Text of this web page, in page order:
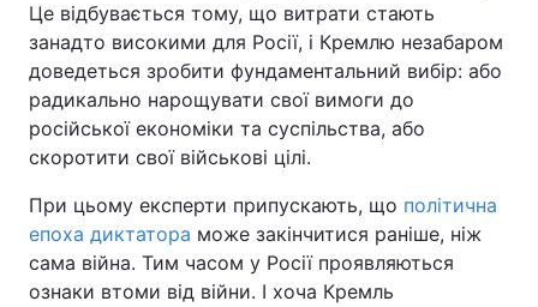
Це відбувається тому, що витрати стають
занадто високими для Росії, і Кремлю незабаром
доведеться зробити фундаментальний вибір: або
радикально нарощувати свої вимоги до
російської економіки та суспільства, або
скоротити свої військові цілі.
При цьому експерти припускають, що політична
епоха диктатора може закінчитися раніше, ніж
сама війна. Тим часом у Росії проявляються
ознаки втоми від війни. І хоча Кремль